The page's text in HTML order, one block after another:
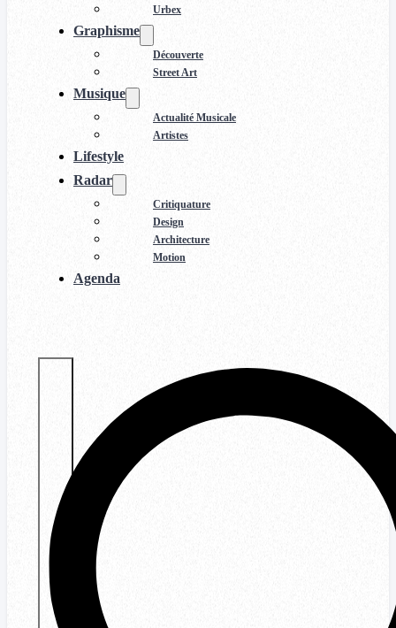
Urbex
Graphisme
Découverte
Street Art
Musique
Actualité Musicale
Artistes
Lifestyle
Radar
Critiquature
Design
Architecture
Motion
Agenda